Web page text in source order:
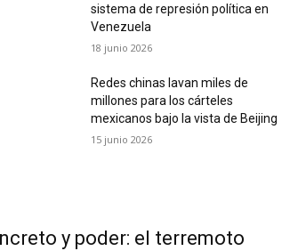
sistema de represión política en
Venezuela
18 junio 2026
Redes chinas lavan miles de
millones para los cárteles
mexicanos bajo la vista de Beijing
15 junio 2026
y poder: el terremoto